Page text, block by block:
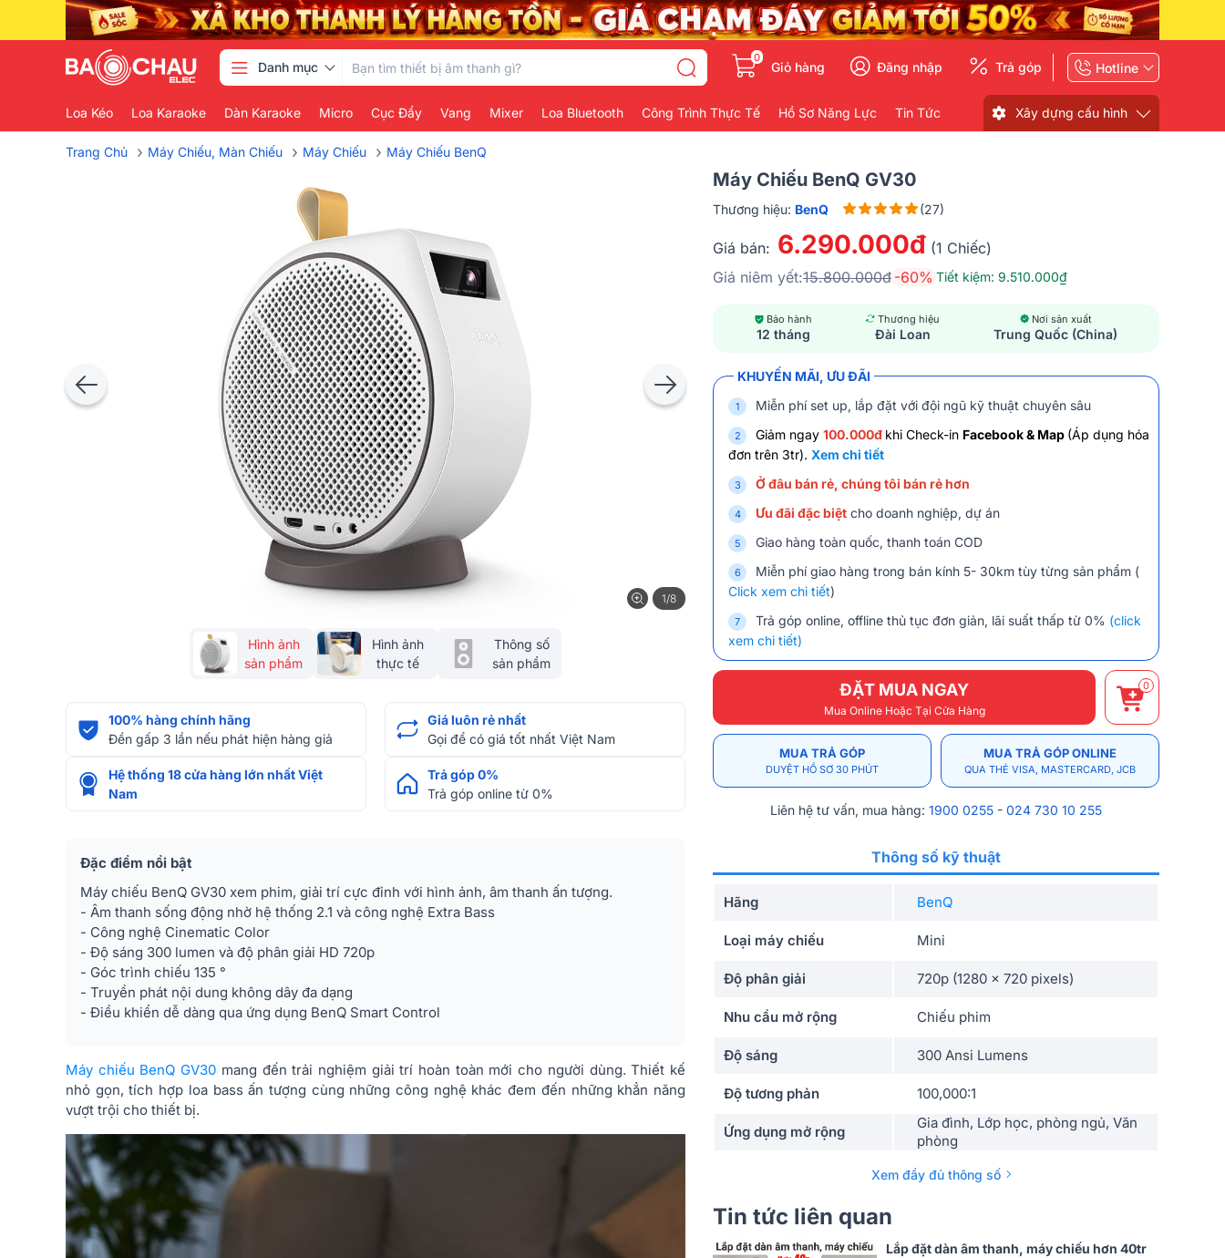
Danh mục
0
Giỏ hàng Đăng nhập Trả góp Hotline
Loa Kéo Loa Karaoke Dàn Karaoke Micro Cục Đẩy Vang Mixer Loa Bluetooth Công Trình Thực Tế Hồ Sơ Năng Lực Tin Tức Xây dựng cấu hình
Trang Chủ › Máy Chiếu, Màn Chiếu › Máy Chiếu › Máy Chiếu BenQ
1/8
Hình ảnh
sản phẩm
Hình ảnh
thực tế
Thông số
sản phẩm
100% hàng chính hãng
Đền gấp 3 lần nếu phát hiện hàng giả
Giá luôn rẻ nhất
Gọi để có giá tốt nhất Việt Nam
Hệ thống 18 cửa hàng lớn nhất Việt
Nam
Trả góp 0%
Trả góp online từ 0%
Đặc điểm nổi bật
Máy chiếu BenQ GV30 xem phim, giải trí cực đỉnh với hình ảnh, âm thanh ấn tượng.
- Âm thanh sống động nhờ hệ thống 2.1 và công nghệ Extra Bass
- Công nghệ Cinematic Color
- Độ sáng 300 lumen và độ phân giải HD 720p
- Góc trình chiếu 135 °
- Truyền phát nội dung không dây đa dạng
- Điều khiển dễ dàng qua ứng dụng BenQ Smart Control
Máy chiếu BenQ GV30 mang đến trải nghiệm giải trí hoàn toàn mới cho người dùng. Thiết kế
nhỏ gọn, tích hợp loa bass ấn tượng cùng những công nghệ khác đem đến những khẳn năng
vượt trội cho thiết bị.
Máy Chiếu BenQ GV30
Thương hiệu: BenQ (27)
Giá bán: 6.290.000đ (1 Chiếc)
Giá niêm yết:15.800.000đ -60% Tiết kiệm: 9.510.000₫
Bảo hành
12 tháng
Thương hiệu
Đài Loan
Nơi sản xuất
Trung Quốc (China)
KHUYẾN MÃI, ƯU ĐÃI
Miễn phí set up, lắp đặt với đội ngũ kỹ thuật chuyên sâu
Giảm ngay 100.000đ khi Check-in Facebook & Map (Áp dụng hóa
đơn trên 3tr). Xem chi tiết
Ở đâu bán rẻ, chúng tôi bán rẻ hơn
Ưu đãi đặc biệt cho doanh nghiệp, dự án
Giao hàng toàn quốc, thanh toán COD
Miễn phí giao hàng trong bán kính 5- 30km tùy từng sản phẩm (
Click xem chi tiết)
Trả góp online, offline thủ tục đơn giản, lãi suất thấp từ 0% (click
xem chi tiết)
ĐẶT MUA NGAY
Mua Online Hoặc Tại Cửa Hàng
0
MUA TRẢ GÓP
DUYỆT HỒ SƠ 30 PHÚT
MUA TRẢ GÓP ONLINE
QUA THẺ VISA, MASTERCARD, JCB
Liên hệ tư vấn, mua hàng: 1900 0255 - 024 730 10 255
Thông số kỹ thuật
Hãng BenQ
Loại máy chiếu Mini
Độ phân giải 720p (1280 x 720 pixels)
Nhu cầu mở rộng Chiếu phim
Độ sáng 300 Ansi Lumens
Độ tương phản 100,000:1
Ứng dụng mở rộng
Gia đình, Lớp học, phòng ngủ, Văn
phòng
Giá rẻ
Loại DMD
Màu hiển thị 24-bit (16.7 million colors)
Xem đầy đủ thông số
Tin tức liên quan
Lắp đặt dàn âm thanh, máy chiếu hơn 40tr